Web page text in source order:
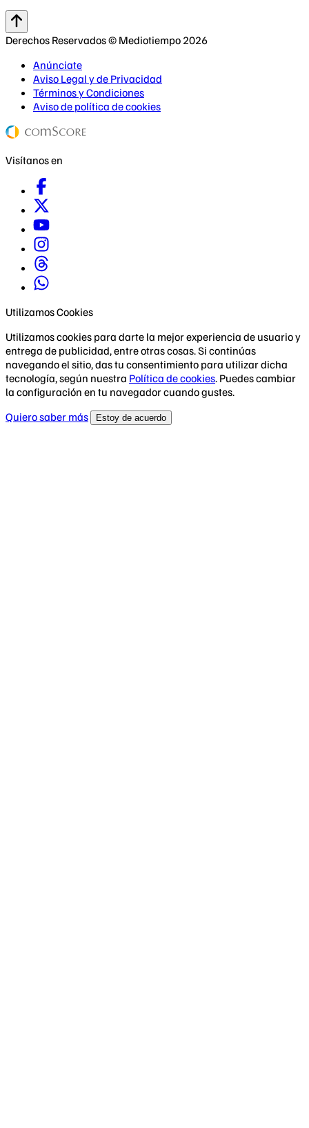
Derechos Reservados © Mediotiempo 2026
Anúnciate
Aviso Legal y de Privacidad
Términos y Condiciones
Aviso de política de cookies
Visítanos en
Utilizamos Cookies
Utilizamos cookies para darte la mejor experiencia de usuario y
entrega de publicidad, entre otras cosas. Si continúas
navegando el sitio, das tu consentimiento para utilizar dicha
tecnología, según nuestra Política de cookies. Puedes cambiar
la configuración en tu navegador cuando gustes.
Quiero saber más
Estoy de acuerdo